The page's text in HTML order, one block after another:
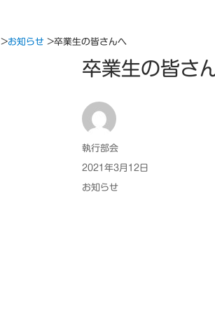
>お知らせ >卒業生の皆さんへ
卒業生の皆さ
投
稿
執行部会
投
稿
2021年3月12日
カ
お知らせ